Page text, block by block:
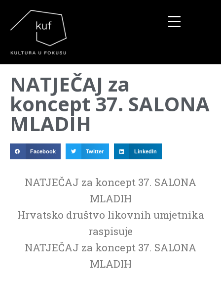
NATJEČAJ za
koncept 37. SALONA
MLADIH
Facebook Twitter LinkedIn
NATJEČAJ za koncept 37. SALONA
MLADIH
Hrvatsko društvo likovnih umjetnika
raspisuje
NATJEČAJ za koncept 37. SALONA
MLADIH
▼
▼